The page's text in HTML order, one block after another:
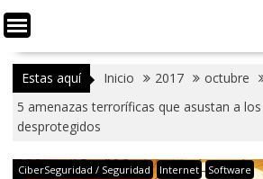
Estas aquí Inicio 2017 octubre
5 amenazas terroríficas que asustan a
desprotegidos
CiberSeguridad / Seguridad Internet Software